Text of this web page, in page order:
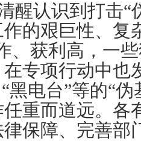
醒认识到打击“
的艰巨性、复
、获利高，一
专项行动中也
黑电台”等的“
重而道远。各
保障、完善部